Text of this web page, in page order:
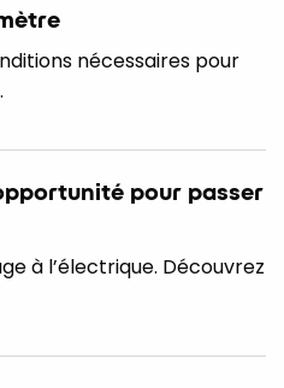
nécessaires pour
pour passer
à l’électrique. Découvrez